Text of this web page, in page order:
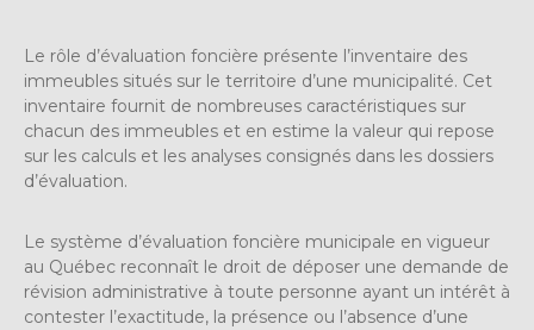
Le rôle d’évaluation foncière présente l’inventaire des
immeubles situés sur le territoire d’une municipalité. Cet
inventaire fournit de nombreuses caractéristiques sur
chacun des immeubles et en estime la valeur qui repose
sur les calculs et les analyses consignés dans les dossiers
d’évaluation.
Le système d’évaluation foncière municipale en vigueur
au Québec reconnaît le droit de déposer une demande de
révision administrative à toute personne ayant un intérêt à
contester l’exactitude, la présence ou l’absence d’une